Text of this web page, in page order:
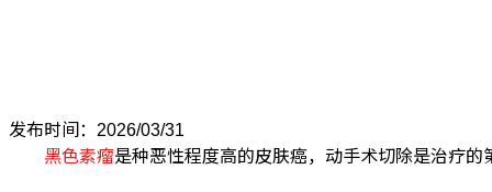
发布时间：2026/03/31
黑色素瘤是种恶性程度高的皮肤癌，动手术切除是治疗的